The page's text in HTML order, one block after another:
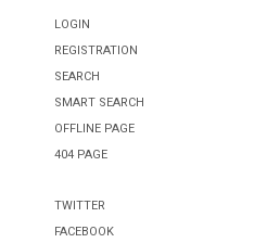
LOGIN
REGISTRATION
SEARCH
SMART SEARCH
OFFLINE PAGE
404 PAGE
TWITTER
FACEBOOK